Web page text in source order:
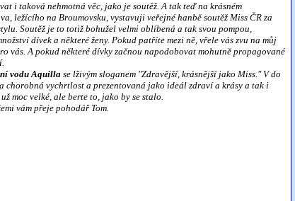
i taková nehmotná věc, jako je soutěž. A tak teď na krásném
ležícího na Broumovsku, vystavuji veřejné hanbě soutěž Miss ČR za
Soutěž je to totiž bohužel velmi oblíbená a tak svou pompou,
dívek a některé ženy. Pokud patříte mezi ně, vřele vás zvu na můj
vás. A pokud některé dívky začnou napodobovat mohutně propagované
vodu Aquilla se lživým sloganem "Zdravější, krásnější jako Miss." V do
vychrtlost a prezentovaná jako ideál zdraví a krásy a tak i
moc velké, ale berte to, jako by se stalo.
vám přeje pohodář Tom.